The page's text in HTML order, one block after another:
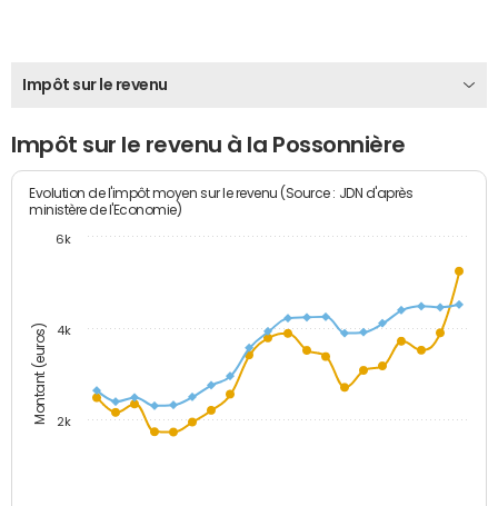
Impôt sur le revenu
Impôt sur le revenu à la Possonnière
Montant (euros)
Evolution de l'impôt moyen sur le revenu (Source : JDN d'après
ministère de l'Economie)
2k
4k
6k